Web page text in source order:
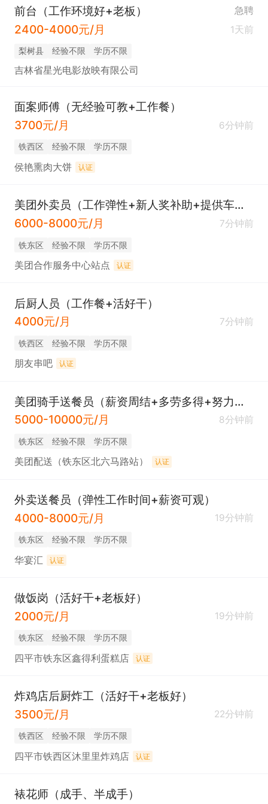
前台（工作环境好+老板） 急聘
2400-4000元/月 1天前
梨树县 经验不限 学历不限
吉林省星光电影放映有限公司
面案师傅（无经验可教+工作餐）
3700元/月
6分钟前
铁西区 经验不限 学历不限
侯艳熏肉大饼 认证
美团外卖员（工作弹性+新人奖补助+提供车辆）
6000-8000元/月
7分钟前
铁东区 经验不限 学历不限
美团合作服务中心站点 认证
后厨人员（工作餐+活好干）
4000元/月
7分钟前
铁西区 经验不限 学历不限
朋友串吧 认证
美团骑手送餐员（薪资周结+多劳多得+努力过万）
5000-10000元/月
8分钟前
铁东区 经验不限 学历不限
美团配送（铁东区北六马路站） 认证
外卖送餐员（弹性工作时间+薪资可观）
4000-8000元/月
19分钟前
铁东区 经验不限 学历不限
华宴汇 认证
做饭岗（活好干+老板好）
2000元/月
19分钟前
铁东区 经验不限 学历不限
四平市铁东区鑫得利蛋糕店 认证
炸鸡店后厨炸工（活好干+老板好）
3500元/月
22分钟前
铁西区 经验不限 学历不限
四平市铁西区沐里里炸鸡店 认证
裱花师（成手、半成手）